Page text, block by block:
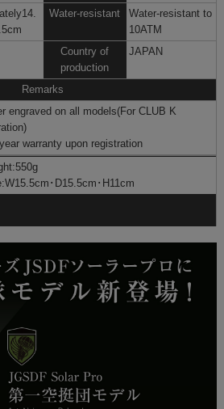
Water-resistant
Water-resistant to
10ATM
Country of
production
JAPAN
Remarks
engraved on all models(For CLUB K
warranty upon registration
･D15.5cm･H11cm